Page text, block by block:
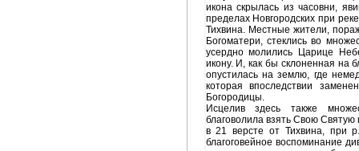
икона скрылась из часовни,
пределах Новгородских при
Тихвина. Местные жители,
Богоматери, стеклись во
усердно молились Царице
икону. И, как бы склоненная на
опустилась на землю, где
которая впоследствии
Богородицы.
Исцелив здесь также
благоволила взять Свою Святую
в 21 версте от Тихвина, при
благоговейное воспоминание